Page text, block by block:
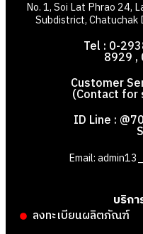
No. 1, Soi Lat Phrao 24,
Subdistrict,
Tel : 0-
8929
Customer
(Contact for
ID Line :
Email:
บริก
ลงทะเบียนผลิตภัณฑ์